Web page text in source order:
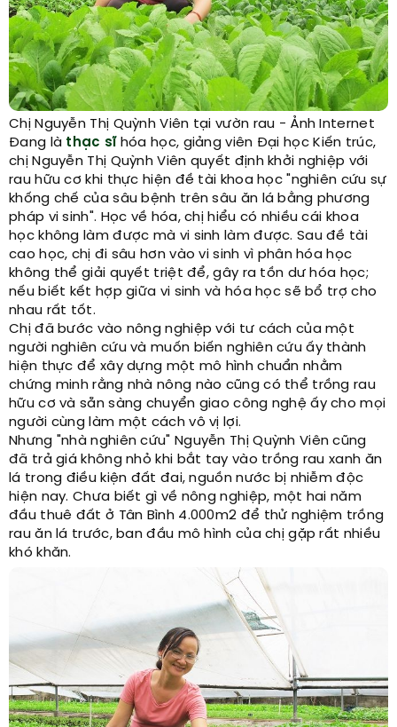
Chị Nguyễn Thị Quỳnh Viên tại vườn rau - Ảnh Internet
Đang là thạc sĩ hóa học, giảng viên Đại học Kiến trúc,
chị Nguyễn Thị Quỳnh Viên quyết định khởi nghiệp với
rau hữu cơ khi thực hiện đề tài khoa học "nghiên cứu sự
khống chế của sâu bệnh trên sâu ăn lá bằng phương
pháp vi sinh". Học về hóa, chị hiểu có nhiều cái khoa
học không làm được mà vi sinh làm được. Sau đề tài
cao học, chị đi sâu hơn vào vi sinh vì phân hóa học
không thể giải quyết triệt để, gây ra tồn dư hóa học;
nếu biết kết hợp giữa vi sinh và hóa học sẽ bổ trợ cho
nhau rất tốt.
Chị đã bước vào nông nghiệp với tư cách của một
người nghiên cứu và muốn biến nghiên cứu ấy thành
hiện thực để xây dựng một mô hình chuẩn nhằm
chứng minh rằng nhà nông nào cũng có thể trồng rau
hữu cơ và sẵn sàng chuyển giao công nghệ ấy cho mọi
người cùng làm một cách vô vị lợi.
Nhưng "nhà nghiên cứu" Nguyễn Thị Quỳnh Viên cũng
đã trả giá không nhỏ khi bắt tay vào trồng rau xanh ăn
lá trong điều kiện đất đai, nguồn nước bị nhiễm độc
hiện nay. Chưa biết gì về nông nghiệp, một hai năm
đầu thuê đất ở Tân Bình 4.000m2 để thử nghiệm trồng
rau ăn lá trước, ban đầu mô hình của chị gặp rất nhiều
khó khăn.